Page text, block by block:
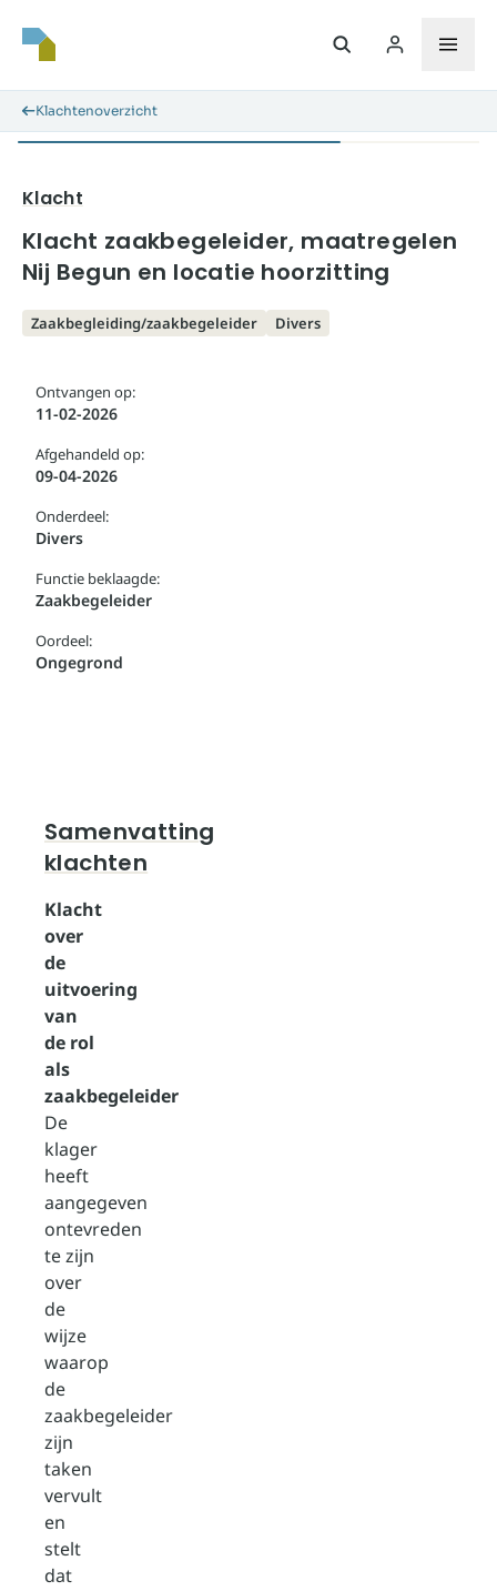
Klachtenoverzicht
Klacht zaakbegeleider, maatregelen
Nij Begun en locatie hoorzitting
Klacht
Zaakbegleiding/zaakbegeleider Divers
Ontvangen op:
11-02-2026
Afgehandeld op:
09-04-2026
Onderdeel:
Divers
Functie beklaagde:
Zaakbegeleider
Oordeel:
Ongegrond
Samenvatting
klachten
Klacht
over
de
uitvoering
van
de rol
als
zaakbegeleider
De
klager
heeft
aangegeven
ontevreden
te zijn
over
de
wijze
waarop
de
zaakbegeleider
zijn
taken
vervult
en
stelt
dat